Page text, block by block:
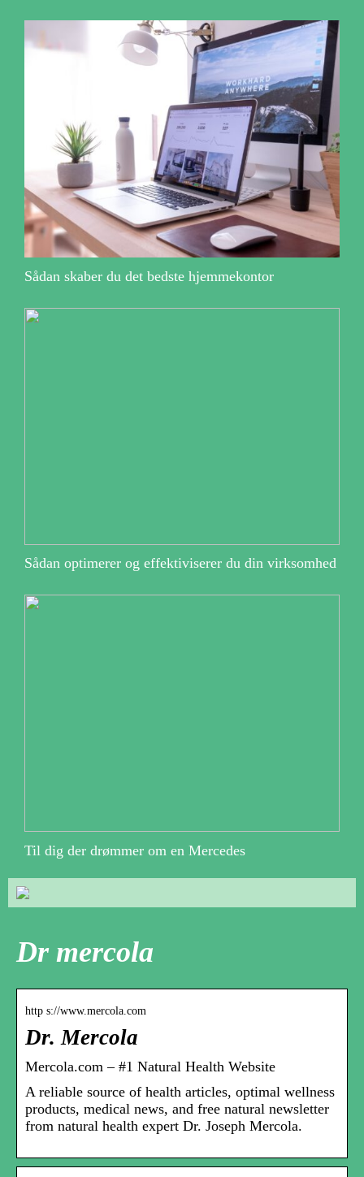
Sådan skaber du det bedste hjemmekontor
Sådan optimerer og effektiviserer du din virksomhed
Til dig der drømmer om en Mercedes
Dr mercola
http s://www.mercola.com
Dr. Mercola
Mercola.com – #1 Natural Health Website
A reliable source of health articles, optimal wellness
products, medical news, and free natural newsletter
from natural health expert Dr. Joseph Mercola.